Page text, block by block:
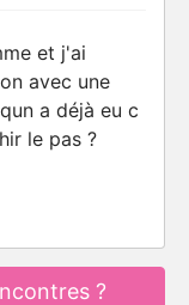
et j'ai
avec une
a déjà eu c
le pas ?
?